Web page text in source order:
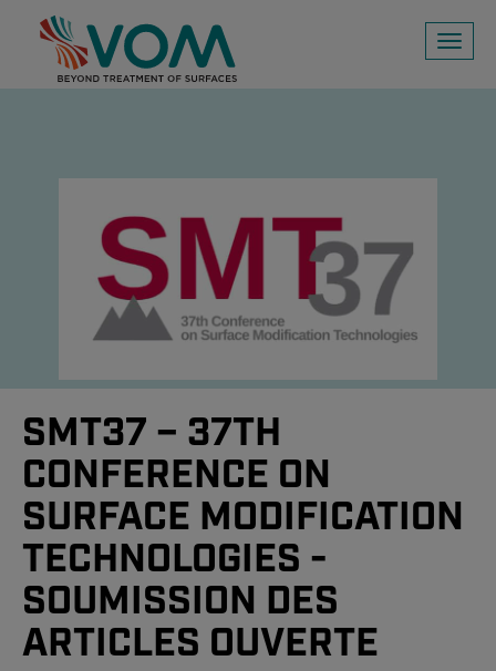
Toggle
SMT37 – 37TH
CONFERENCE ON
SURFACE MODIFICATION
TECHNOLOGIES -
SOUMISSION DES
ARTICLES OUVERTE